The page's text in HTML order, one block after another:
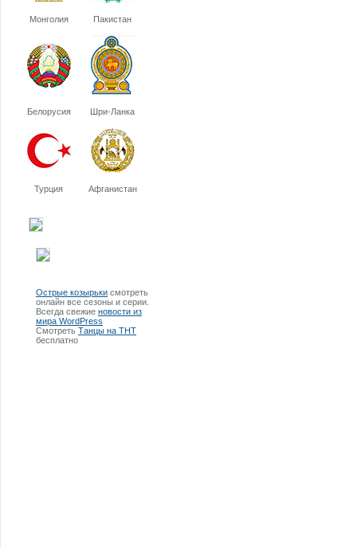
Монголия Пакистан
Белорусия Шри-Ланка
Турция Афганистан
Острые козырьки смотреть
онлайн все сезоны и серии.
Всегда свежие новости из
мира WordPress
Смотреть Танцы на ТНТ
бесплатно